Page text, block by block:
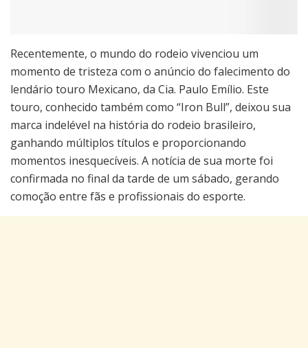
Recentemente, o mundo do rodeio vivenciou um
momento de tristeza com o anúncio do falecimento do
lendário touro Mexicano, da Cia. Paulo Emílio. Este
touro, conhecido também como “Iron Bull”, deixou sua
marca indelével na história do rodeio brasileiro,
ganhando múltiplos títulos e proporcionando
momentos inesquecíveis. A notícia de sua morte foi
confirmada no final da tarde de um sábado, gerando
comoção entre fãs e profissionais do esporte.